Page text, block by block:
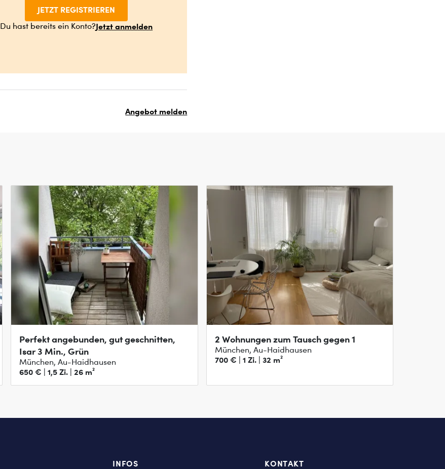
JETZT REGISTRIEREN
Du hast bereits ein Konto?Jetzt anmelden
Angebot melden
Perfekt angebunden, gut geschnitten,
Isar 3 Min., Grün
München, Au-Haidhausen
650 € | 1,5 Zi. | 26 m²
2 Wohnungen zum Tausch gegen 1
München, Au-Haidhausen
700 € | 1 Zi. | 32 m²
INFOS KONTAKT